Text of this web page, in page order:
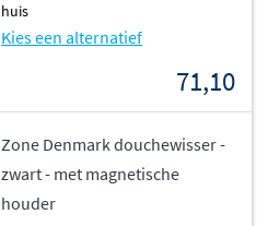
huis
Kies een alternatief
71,10
Zone Denmark douchewisser -
zwart - met magnetische
houder